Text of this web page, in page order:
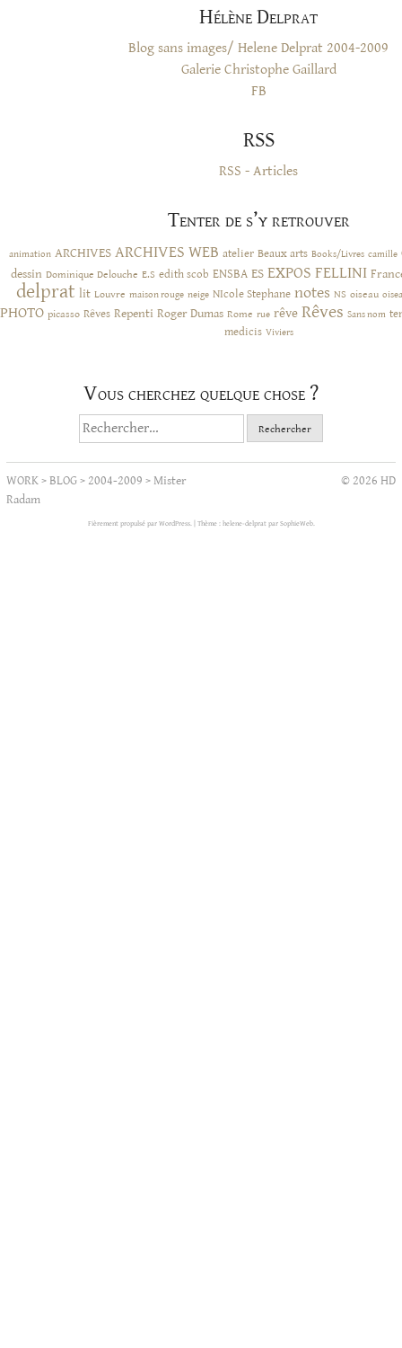
Hélène Delprat
Blog sans images/ Helene Delprat 2004-2009
Galerie Christophe Gaillard
FB
RSS
RSS - Articles
Tenter de s’y retrouver
animation ARCHIVES ARCHIVES WEB atelier Beaux arts Books/Livres camille
dessin Dominique Delouche E.S edith scob ENSBA ES EXPOS FELLINI
delprat lit Louvre maison rouge neige NIcole Stephane notes NS oiseau
PHOTO picasso Rêves Repenti Roger Dumas Rome rue rêve Rêves Sans nom
medicis Viviers
Vous cherchez quelque chose ?
Rechercher :
WORK>BLOG> 2004-2009 >Mister
Radam
© 2026 HD
Fièrement propulsé par WordPress. Thème : helene-delprat par SophieWeb.